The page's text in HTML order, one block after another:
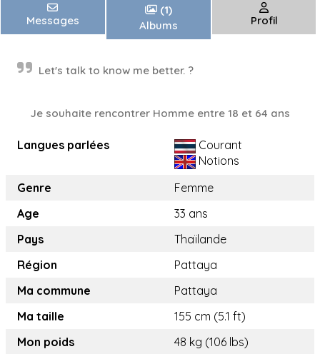
Messages
(1)
Albums
Profil
Let's talk to know me better. ?
Je souhaite rencontrer Homme entre 18 et 64 ans
Langues parlées
Courant
Notions
Genre
Femme
Age
33 ans
Pays
Thaïlande
Région
Pattaya
Ma commune
Pattaya
Ma taille
155 cm (5.1 ft)
Mon poids
48 kg (106 lbs)